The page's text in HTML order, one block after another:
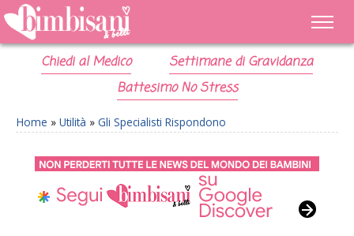
Chiedi al Medico
Settimane di Gravidanza
Battesimo No Stress
Home » Utilità » Gli Specialisti Rispondono